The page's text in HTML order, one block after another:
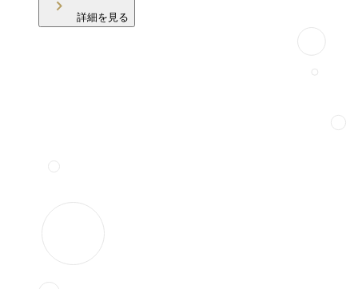
詳細を見る